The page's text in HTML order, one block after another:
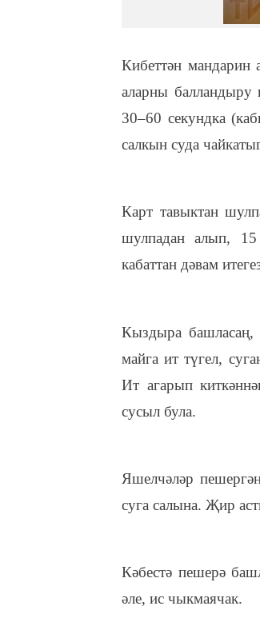
Кибеттән мандарин
аларны балландыру
30–60 секундка
салкын суда
Карт тавыктан
шулпадан алып,
кабаттан дәвам
Кыздыра
майга ит түгел,
Ит агарып
сусыл була.
Яшелчәләр
суга салына. Җир
Кәбестә пешерә
әле, ис чыкмаячак.